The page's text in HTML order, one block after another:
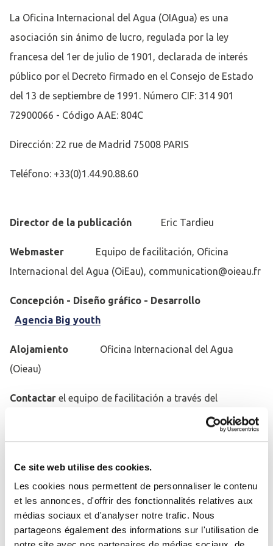
Ce site web utilise des cookies.
Les cookies nous permettent de personnaliser le contenu
et les annonces, d'offrir des fonctionnalités relatives aux
médias sociaux et d'analyser notre trafic. Nous
partageons également des informations sur l'utilisation de
La Oficina Internacional del Agua (OIAgua) es una
asociación sin ánimo de lucro, regulada por la ley
francesa del 1er de julio de 1901, declarada de interés
público por el Decreto firmado en el Consejo de Estado
del 13 de septiembre de 1991. Número CIF: 314 901
72900066 - Código AAE: 804C
Dirección: 22 rue de Madrid 75008 PARIS
Teléfono: +33(0)1.44.90.88.60
Director de la publicación Eric Tardieu
Webmaster Equipo de facilitación, Oficina
Internacional del Agua (OiEau), communication@oieau.fr
Concepción - Diseño gráfico - Desarrollo
Agencia Big youth
Alojamiento
Oficina Internacional del Agua
(Oieau)
Contactar el equipo de facilitación a través del
formulario de contacto o por correo electrónico a la
Responsabilidad
A pesar de todo el cuidado a la actualización y
verificación de los contenidos de su página Web, la
información en línea no compromete la responsabilidad
Se connecter